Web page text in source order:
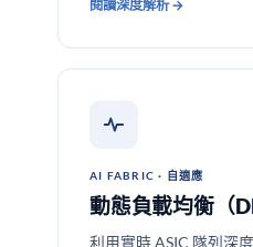
閱讀深度解析 →
AI FABRIC · 自適應
動態負載均衡（
利用實時 ASIC 隊列深